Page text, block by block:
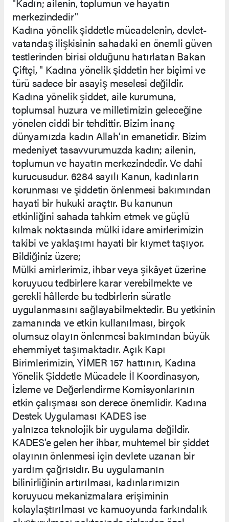
merkezindedir"
Kadına yönelik şiddetle mücadelenin, devlet-
vatandaş ilişkisinin sahadaki en önemli güven
testlerinden birisi olduğunu hatırlatan Bakan
Çiftçi, " Kadına yönelik şiddetin her biçimi ve
türü sadece bir asayiş meselesi değildir.
Kadına yönelik şiddet, aile kurumuna,
toplumsal huzura ve milletimizin geleceğine
yönelen ciddi bir tehdittir. Bizim inanç
dünyamızda kadın Allah’ın emanetidir. Bizim
medeniyet tasavvurumuzda kadın; ailenin,
toplumun ve hayatın merkezindedir. Ve dahi
kurucusudur. 6284 sayılı Kanun, kadınların
korunması ve şiddetin önlenmesi bakımından
hayati bir hukuki araçtır. Bu kanunun
etkinliğini sahada tahkim etmek ve güçlü
kılmak noktasında mülki idare amirlerimizin
takibi ve yaklaşımı hayati bir kıymet taşıyor.
Bildiğiniz üzere;
Mülki amirlerimiz, ihbar veya şikâyet üzerine
koruyucu tedbirlere karar verebilmekte ve
gerekli hâllerde bu tedbirlerin süratle
uygulanmasını sağlayabilmektedir. Bu yetkinin
zamanında ve etkin kullanılması, birçok
olumsuz olayın önlenmesi bakımından büyük
ehemmiyet taşımaktadır. Açık Kapı
Birimlerimizin, YİMER 157 hattının, Kadına
Yönelik Şiddetle Mücadele İl Koordinasyon,
İzleme ve Değerlendirme Komisyonlarının
etkin çalışması son derece önemlidir. Kadına
Destek Uygulaması KADES ise
yalnızca teknolojik bir uygulama değildir.
KADES’e gelen her ihbar, muhtemel bir şiddet
olayının önlenmesi için devlete uzanan bir
yardım çağrısıdır. Bu uygulamanın
bilinirliğinin artırılması, kadınlarımızın
koruyucu mekanizmalara erişiminin
kolaylaştırılması ve kamuoyunda farkındalık